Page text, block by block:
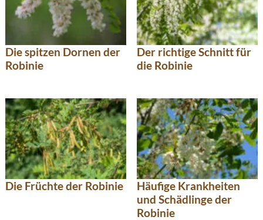
Die spitzen Dornen der
Robinie
Der richtige Schnitt für
die Robinie
Die Früchte der Robinie
Häufige Krankheiten
und Schädlinge der
Robinie